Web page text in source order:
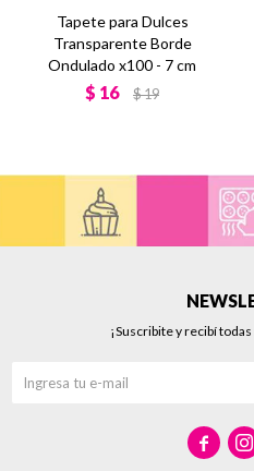
Tapete para Dulces
Transparente Borde
Ondulado x100 - 7 cm
$ 16 $19
¡Suscribite y recibí
 